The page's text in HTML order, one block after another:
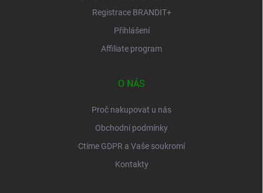
Registrace BRANDIT+
Přihlášení
Affiliate program
O NÁS
Proč nakupovat u nás
Obchodní podmínky
Ctíme GDPR a Vaše soukromí
Kontakty